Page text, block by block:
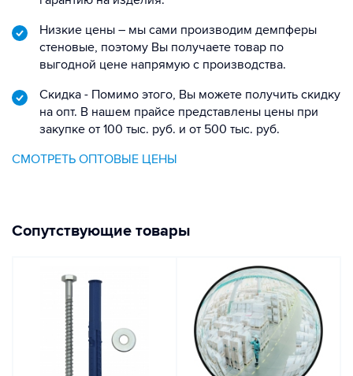
Низкие цены – мы сами производим демпферы
стеновые, поэтому Вы получаете товар по
выгодной цене напрямую с производства.
Скидка - Помимо этого, Вы можете получить скидку
на опт. В нашем прайсе представлены цены при
закупке от 100 тыс. руб. и от 500 тыс. руб.
СМОТРЕТЬ ОПТОВЫЕ ЦЕНЫ
Сопутствующие товары